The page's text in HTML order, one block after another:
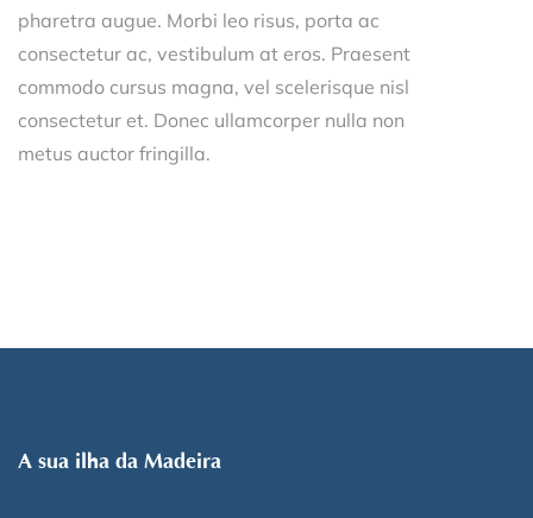
pharetra augue. Morbi leo risus, porta ac
consectetur ac, vestibulum at eros. Praesent
commodo cursus magna, vel scelerisque nisl
consectetur et. Donec ullamcorper nulla non
metus auctor fringilla.
A sua ilha da Madeira